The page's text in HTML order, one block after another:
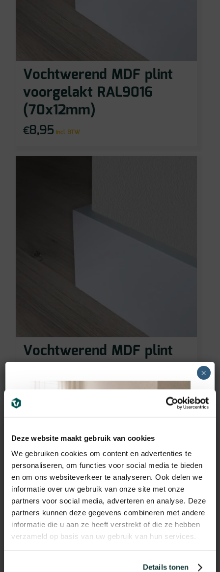
Deze website maakt gebruik van cookies
We gebruiken cookies om content en advertenties te
personaliseren, om functies voor social media te bieden
en om ons websiteverkeer te analyseren. Ook delen we
informatie over uw gebruik van onze site met onze
partners voor social media, adverteren en analyse. Deze
partners kunnen deze gegevens combineren met andere
informatie die u aan ze heeft verstrekt of die ze hebben
verzameld op basis van uw gebruik van hun services.
Details tonen
Vochtwerend MDF plint
voorgelakt RAL9016
(70x12mm)
€8,95 incl BTW
Vochtwerend MDF plint
voorgelakt RAL9016
(90x12mm)
×